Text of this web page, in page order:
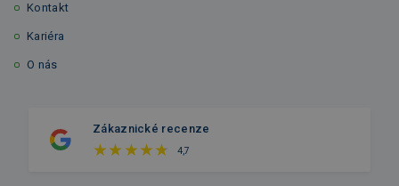
Kontakt
Kariéra
O nás
Zákaznické recenze
4,7